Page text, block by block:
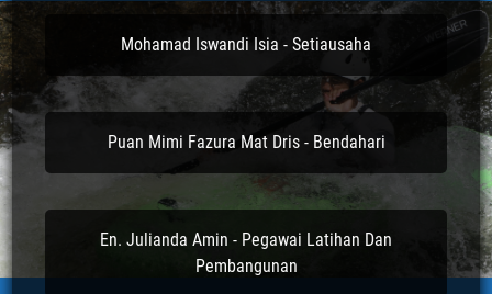
Mohamad Iswandi Isia - Setiausaha
Puan Mimi Fazura Mat Dris - Bendahari
En. Julianda Amin - Pegawai Latihan Dan
Pembangunan